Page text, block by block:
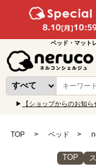
ベッド・マット
【ショップからのお知
TOP ベッド
TOP